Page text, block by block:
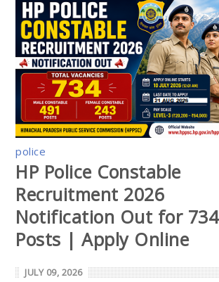
police
HP Police Constable
Recruitment 2026
Notification Out for 734
Posts | Apply Online
JULY 09, 2026